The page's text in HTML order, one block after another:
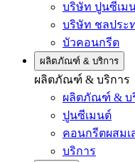
บริษัท ปูนซีเม
บริษัท ชลประ
บัวคอนกรีต
ผลิตภัณฑ์ & บริการ
ผลิตภัณฑ์ & บริการ
ผลิตภัณฑ์ & บ
ปูนซีเมนต์
คอนกรีตผสมเ
บริการ